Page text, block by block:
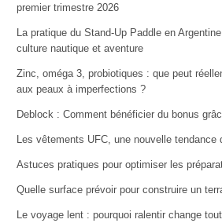
premier trimestre 2026
La pratique du Stand-Up Paddle en
culture nautique et aventure
Zinc, oméga 3, probiotiques : que peut
aux peaux à imperfections ?
Deblock : Comment bénéficier du bonus
Les vêtements UFC, une nouvelle tendance
Astuces pratiques pour optimiser les
Quelle surface prévoir pour construire un
Le voyage lent : pourquoi ralentir change tout